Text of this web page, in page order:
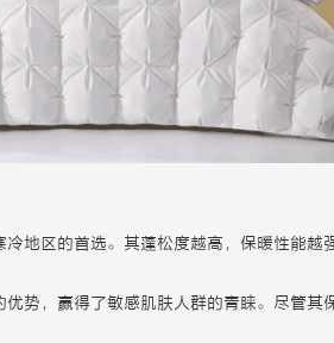
地区的首选。其蓬松度越高，保暖性能越
势，赢得了敏感肌肤人群的青睐。尽管其